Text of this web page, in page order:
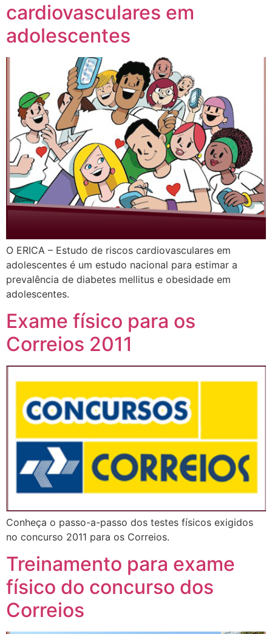
cardiovasculares em
adolescentes
O ERICA – Estudo de riscos cardiovasculares em
adolescentes é um estudo nacional para estimar a
prevalência de diabetes mellitus e obesidade em
adolescentes.
Exame físico para os
Correios 2011
Conheça o passo-a-passo dos testes físicos exigidos
no concurso 2011 para os Correios.
Treinamento para exame
físico do concurso dos
Correios